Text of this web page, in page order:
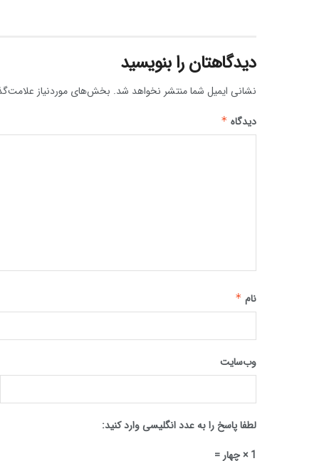
دیدگاهتان را بنویسید
نشانی ایمیل شما منتشر نخواهد شد. بخش‌های موردنیاز
دیدگاه *
نام *
وب‌سایت
لطفا پاسخ را به عدد انگلیسی وارد کنید:
1 × چهار =